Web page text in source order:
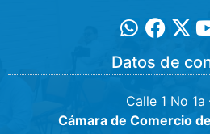
Datos de
Calle 1 No 1a
Cámara de Comercio